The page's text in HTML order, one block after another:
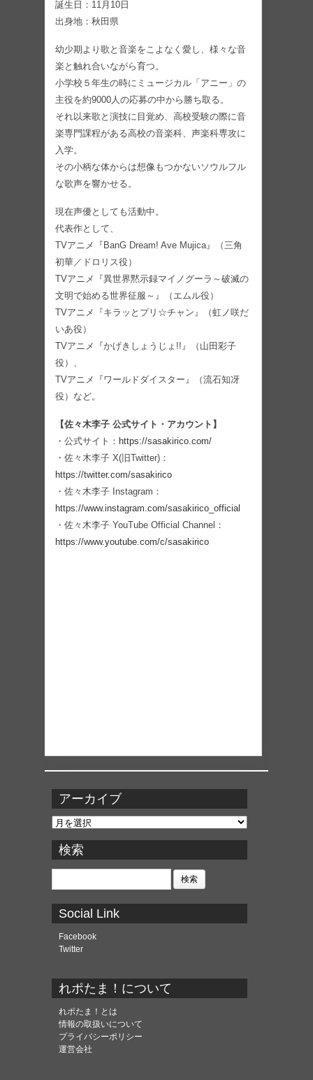
誕生日：11月10日
出身地：秋田県
幼少期より歌と音楽をこよなく愛し、様々な音
楽と触れ合いながら育つ。
小学校５年生の時にミュージカル「アニー」の
主役を約9000人の応募の中から勝ち取る。
それ以来歌と演技に目覚め、高校受験の際に音
楽専門課程がある高校の音楽科、声楽科専攻に
入学。
その小柄な体からは想像もつかないソウルフル
な歌声を響かせる。
現在声優としても活動中。
代表作として、
TVアニメ『BanG Dream! Ave Mujica』（三角
初華／ドロリス役）
TVアニメ『異世界黙示録マイノグーラ～破滅の
文明で始める世界征服～』（エムル役）
TVアニメ『キラッとプリ☆チャン』（虹ノ咲だ
いあ役）
TVアニメ『かげきしょうじょ!!』（山田彩子
役）、
TVアニメ『ワールドダイスター』（流石知冴
役）など。
【佐々木李子 公式サイト・アカウント】
・公式サイト： https://sasakirico.com/
・佐々木李子 X(旧Twitter)：
https://twitter.com/sasakirico
・佐々木李子 Instagram：
https://www.instagram.com/sasakirico_official
・佐々木李子 YouTube Official Channel：
https://www.youtube.com/c/sasakirico
アーカイブ
ア
カ
イ
ブ
検索
検
Social Link
Facebook
Twitter
れポたま！について
れポたま！とは
情報の取扱いについて
プライバシーポリシー
運営会社